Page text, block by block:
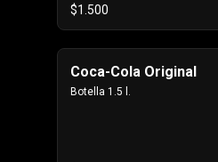
$1.500
Coca-Cola Original
Botella 1.5 l.